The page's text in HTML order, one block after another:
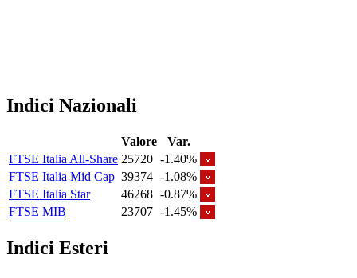
Indici Nazionali
Valore
Var.
FTSE Italia All-Share 25720 -1.40%
FTSE Italia Mid Cap 39374 -1.08%
FTSE Italia Star
46268 -0.87%
FTSE MIB
23707 -1.45%
Indici Esteri